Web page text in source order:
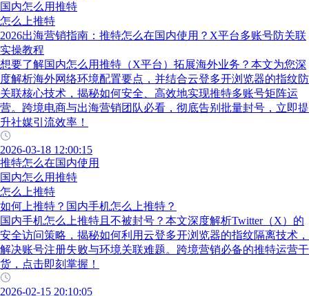
国内怎么用推特
怎么上推特
2026出海营销指南：推特怎么在国内使用？X平台多账号防关联
实操教程
想要了解国内怎么用推特（X平台）拓展海外业务？本文为您深
度解析海外网络环境配置要点，并结合云登多开浏览器的指纹防
关联核心技术，揭秘如何安全、高效地实现推特多账号矩阵运
营。跨境电商与出海营销团队必看，彻底告别批量封号，立即提
升社媒引流效率！
2026-03-18 12:00:15
推特怎么在国内使用
国内怎么用推特
怎么上推特
如何上推特？国内手机怎么上推特？
国内手机怎么上推特且不被封号？本文深度解析Twitter（X）的
安全访问策略，揭秘如何利用云登多开浏览器的指纹隔离技术，
解决账号注册失败与环境关联难题。跨境营销必备的推特运营干
货，点击即刻掌握！
2026-02-15 20:10:05